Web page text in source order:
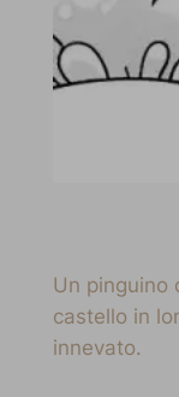
Un pinguino
castello in
innevato.